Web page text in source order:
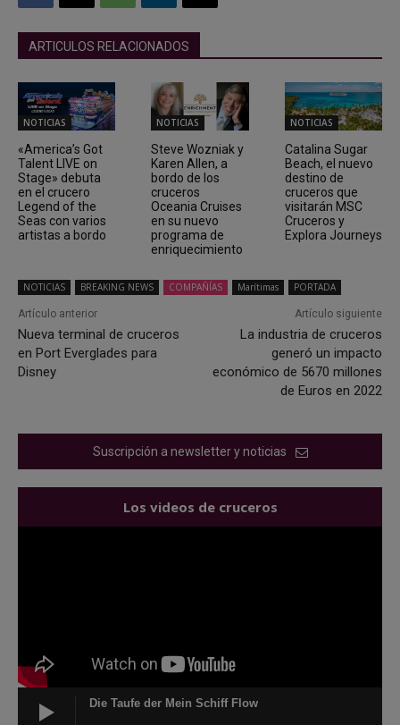
ARTICULOS RELACIONADOS
NOTICIAS
«America’s Got
Talent LIVE on
Stage» debuta
en el crucero
Legend of the
Seas con varios
artistas a bordo
NOTICIAS
Steve Wozniak y
Karen Allen, a
bordo de los
cruceros
Oceania Cruises
en su nuevo
programa de
enriquecimiento
NOTICIAS
Catalina Sugar
Beach, el nuevo
destino de
cruceros que
visitarán MSC
Cruceros y
Explora Journeys
NOTICIAS BREAKING NEWS COMPAÑÍAS Marítimas PORTADA
Artículo anterior
Nueva terminal de cruceros
en Port Everglades para
Disney
Artículo siguiente
La industria de cruceros
generó un impacto
económico de 5670 millones
de Euros en 2022
Suscripción a newsletter y noticias
Los videos de cruceros
Die Taufe der Mein Schiff Flow